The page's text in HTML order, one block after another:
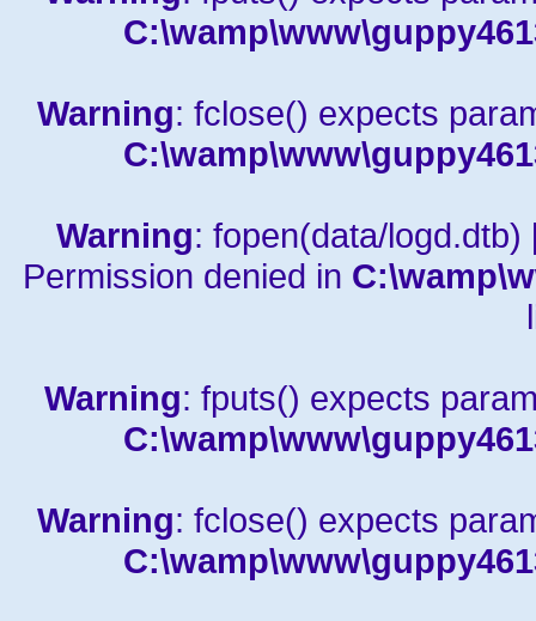
Warning: fclose() expects
Warning: fopen(data/logd.dtb)
Permission denied in
Warning: fputs() expects
Warning: fclose() expects